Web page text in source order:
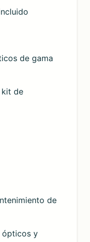
de gama
kit de
de
ópticos y